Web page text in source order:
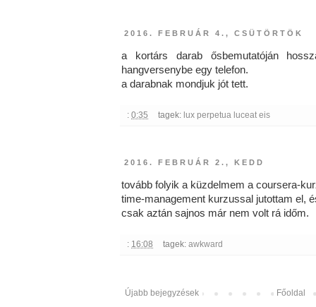
2016. FEBRUÁR 4., CSÜTÖRTÖK
a kortárs darab ősbemutatóján
hangversenybe egy telefon.
a darabnak mondjuk jót tett.
: 0:35 tagek: lux perpetua luceat eis
2016. FEBRUÁR 2., KEDD
tovább folyik a küzdelmem a coursera-
time-management kurzussal jutottam el,
csak aztán sajnos már nem volt rá időm.
: 16:08 tagek: awkward
Újabb bejegyzések Főoldal